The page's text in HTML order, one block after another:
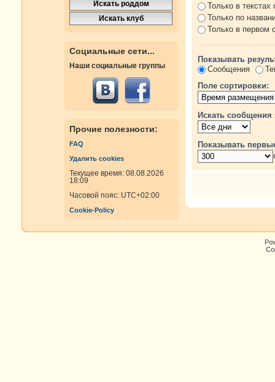
Социальные сети...
Наши социальные группы
Прочие полезности:
FAQ
Удалить cookies
Текущее время: 08.08.2026
18:09
Часовой пояс: UTC+02:00
Cookie-Policy
Только в
Только по
Только в первом
Показывать
Сообщения
Поле сортировки:
Искать сообщения
Показывать